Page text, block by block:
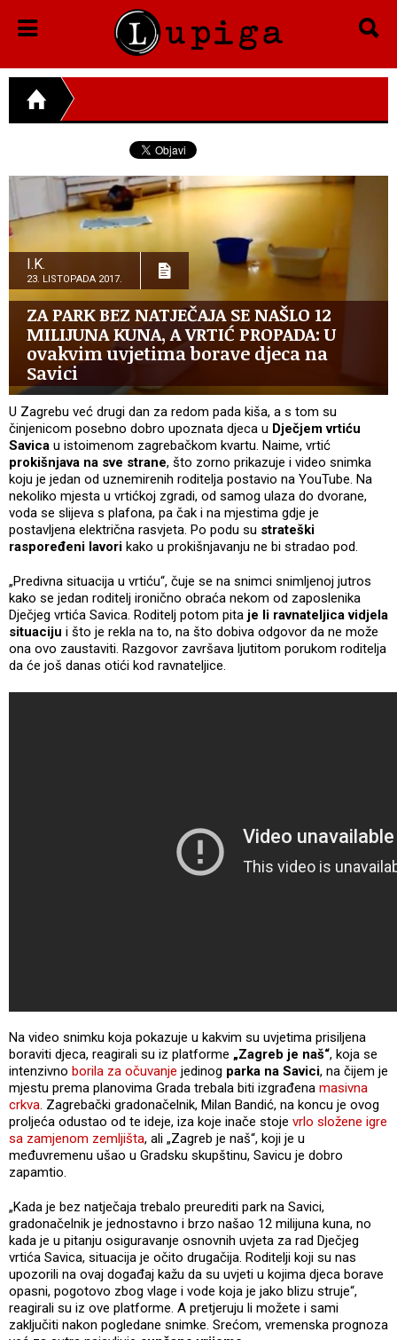
I.K.
23. LISTOPADA 2017.
ZA PARK BEZ NATJEČAJA SE NAŠLO 12
MILIJUNA KUNA, A VRTIĆ PROPADA: U
ovakvim uvjetima borave djeca na
Savici
U Zagrebu već drugi dan za redom pada kiša, a s tom su
činjenicom posebno dobro upoznata djeca u Dječjem vrtiću
Savica u istoimenom zagrebačkom kvartu. Naime, vrtić
prokišnjava na sve strane, što zorno prikazuje i video snimka
koju je jedan od uznemirenih roditelja postavio na YouTube. Na
nekoliko mjesta u vrtićkoj zgradi, od samog ulaza do dvorane,
voda se slijeva s plafona, pa čak i na mjestima gdje je
postavljena električna rasvjeta. Po podu su strateški
raspoređeni lavori kako u prokišnjavanju ne bi stradao pod.
„Predivna situacija u vrtiću“, čuje se na snimci snimljenoj jutros
kako se jedan roditelj ironično obraća nekom od zaposlenika
Dječjeg vrtića Savica. Roditelj potom pita je li ravnateljica vidjela
situaciju i što je rekla na to, na što dobiva odgovor da ne može
ona ovo zaustaviti. Razgovor završava ljutitom porukom roditelja
da će još danas otići kod ravnateljice.
Na video snimku koja pokazuje u kakvim su uvjetima prisiljena
boraviti djeca, reagirali su iz platforme „Zagreb je naš“, koja se
intenzivno borila za očuvanje jedinog parka na Savici, na čijem je
mjestu prema planovima Grada trebala biti izgrađena masivna
crkva. Zagrebački gradonačelnik, Milan Bandić, na koncu je ovog
proljeća odustao od te ideje, iza koje inače stoje vrlo složene igre
sa zamjenom zemljišta, ali „Zagreb je naš“, koji je u
međuvremenu ušao u Gradsku skupštinu, Savicu je dobro
zapamtio.
„Kada je bez natječaja trebalo preurediti park na Savici,
gradonačelnik je jednostavno i brzo našao 12 milijuna kuna, no
kada je u pitanju osiguravanje osnovnih uvjeta za rad Dječjeg
vrtića Savica, situacija je očito drugačija. Roditelji koji su nas
upozorili na ovaj događaj kažu da su uvjeti u kojima djeca borave
opasni, pogotovo zbog vlage i vode koja je jako blizu struje“,
reagirali su iz ove platforme. A pretjeruju li možete i sami
zaključiti nakon pogledane snimke. Srećom, vremenska prognoza